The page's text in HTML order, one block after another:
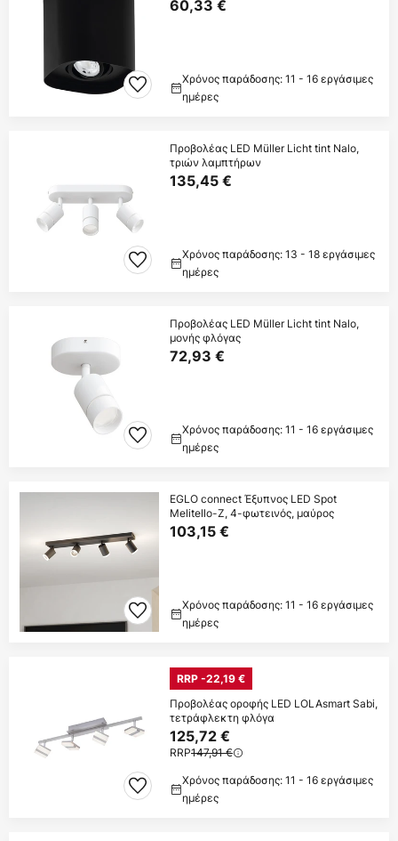
60,33 €
Χρόνος παράδοσης: 11 - 16 εργάσιμες
ημέρες
Προβολέας LED Müller Licht tint Nalo,
τριών λαμπτήρων
135,45 €
Χρόνος παράδοσης: 13 - 18 εργάσιμες
ημέρες
Προβολέας LED Müller Licht tint Nalo,
μονής φλόγας
72,93 €
Χρόνος παράδοσης: 11 - 16 εργάσιμες
ημέρες
EGLO connect Έξυπνος LED Spot
Melitello-Z, 4-φωτεινός, μαύρος
103,15 €
Χρόνος παράδοσης: 11 - 16 εργάσιμες
ημέρες
RRP -22,19 €
Προβολέας οροφής LED LOLAsmart Sabi,
τετράφλεκτη φλόγα
125,72 €
RRP147,91 €
Χρόνος παράδοσης: 11 - 16 εργάσιμες
ημέρες